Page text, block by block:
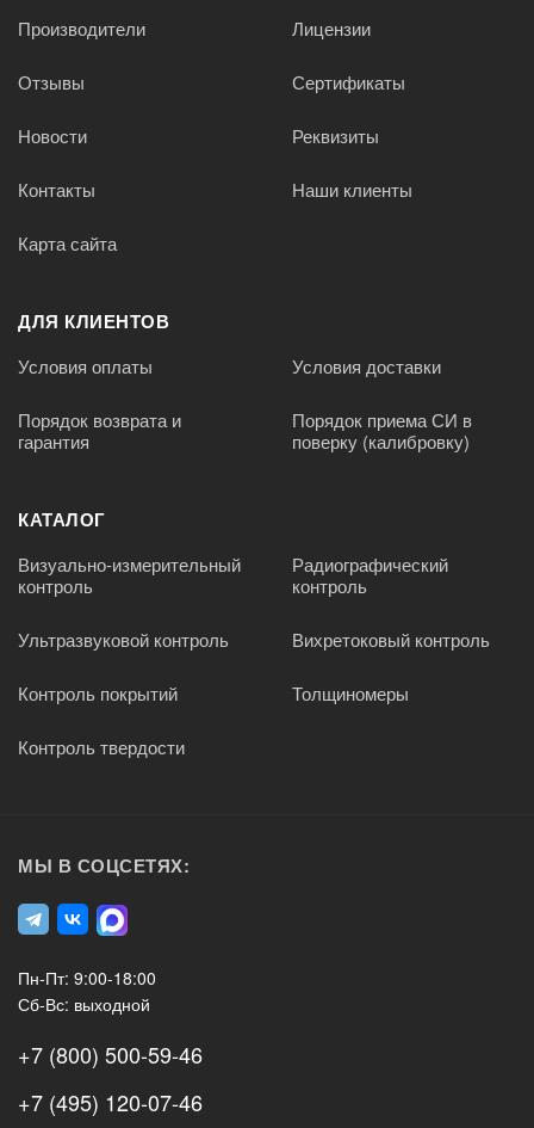
Производители Лицензии
Отзывы Сертификаты
Новости Реквизиты
Контакты Наши клиенты
Карта сайта
ДЛЯ КЛИЕНТОВ
Условия оплаты Условия доставки
Порядок возврата и
гарантия
Порядок приема СИ в
поверку (калибровку)
КАТАЛОГ
Визуально-измерительный
контроль
Радиографический
контроль
Ультразвуковой контроль Вихретоковый контроль
Контроль покрытий Толщиномеры
Контроль твердости
МЫ В СОЦСЕТЯХ:
Пн-Пт: 9:00-18:00
Сб-Вс: выходной
+7 (800) 500-59-46
+7 (495) 120-07-46